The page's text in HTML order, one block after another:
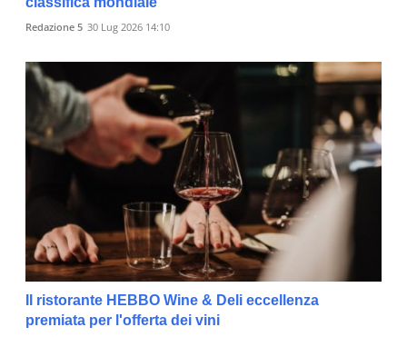
Redazione 5 30 Lug 2026 14:10
Il ristorante HEBBO Wine & Deli eccellenza
premiata per l'offerta dei vini